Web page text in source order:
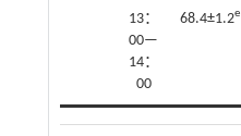
13：
00—
14：
00
68.4±1.2e